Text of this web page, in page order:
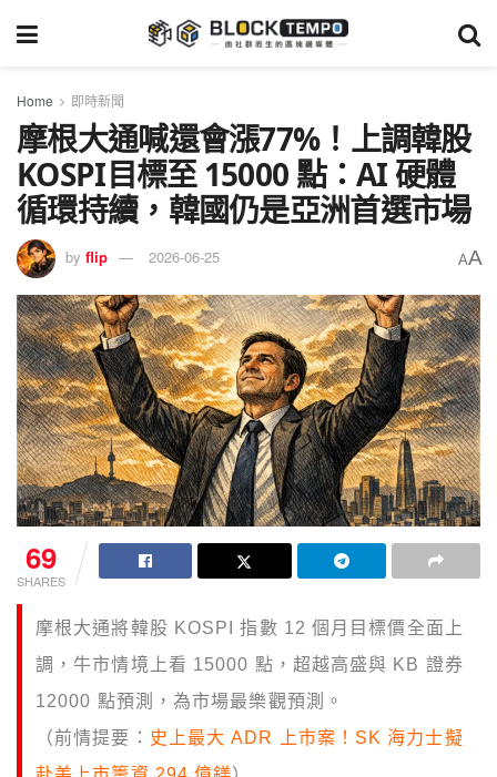
Home 即時新聞
摩根大通喊還會漲77%！上調韓股
KOSPI目標至 15000 點：AI 硬體
循環持續，韓國仍是亞洲首選市場
by flip 2026-06-25 AA
69
SHARES
摩根大通將韓股 KOSPI 指數 12 個月目標價全面上
調，牛市情境上看 15000 點，超越高盛與 KB 證券
12000 點預測，為市場最樂觀預測。
（前情提要： 史上最大 ADR 上市案！SK 海力士擬